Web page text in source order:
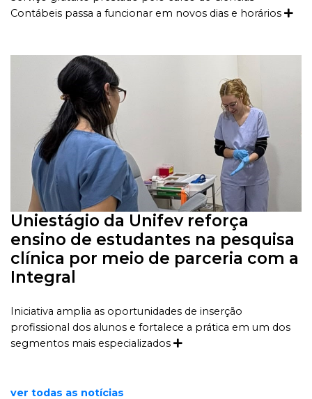
Contábeis passa a funcionar em novos dias e horários
Uniestágio da Unifev reforça
ensino de estudantes na pesquisa
clínica por meio de parceria com a
Integral
Iniciativa amplia as oportunidades de inserção
profissional dos alunos e fortalece a prática em um dos
segmentos mais especializados
ver todas as notícias